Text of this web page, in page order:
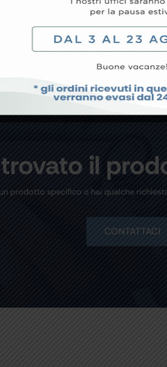
SACCHETTO SFERE DI VETRO
9,67€
Aggiungi Al Carrello
il
prodotto specifico o hai qualche
CONTATTACI